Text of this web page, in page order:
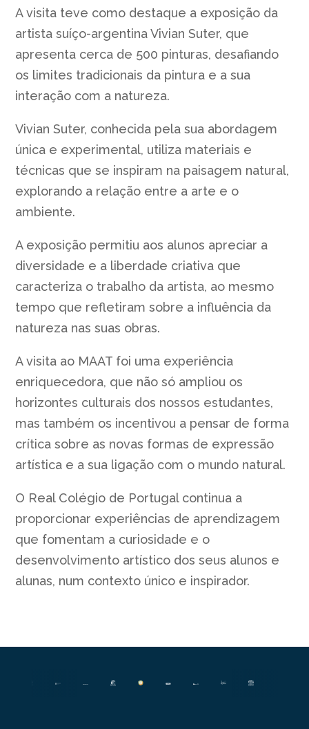
A visita teve como destaque a exposição da
artista suíço-argentina Vivian Suter, que
apresenta cerca de 500 pinturas, desafiando
os limites tradicionais da pintura e a sua
interação com a natureza.
Vivian Suter, conhecida pela sua abordagem
única e experimental, utiliza materiais e
técnicas que se inspiram na paisagem natural,
explorando a relação entre a arte e o
ambiente.
A exposição permitiu aos alunos apreciar a
diversidade e a liberdade criativa que
caracteriza o trabalho da artista, ao mesmo
tempo que refletiram sobre a influência da
natureza nas suas obras.
A visita ao MAAT foi uma experiência
enriquecedora, que não só ampliou os
horizontes culturais dos nossos estudantes,
mas também os incentivou a pensar de forma
crítica sobre as novas formas de expressão
artística e a sua ligação com o mundo natural.
O Real Colégio de Portugal continua a
proporcionar experiências de aprendizagem
que fomentam a curiosidade e o
desenvolvimento artístico dos seus alunos e
alunas, num contexto único e inspirador.